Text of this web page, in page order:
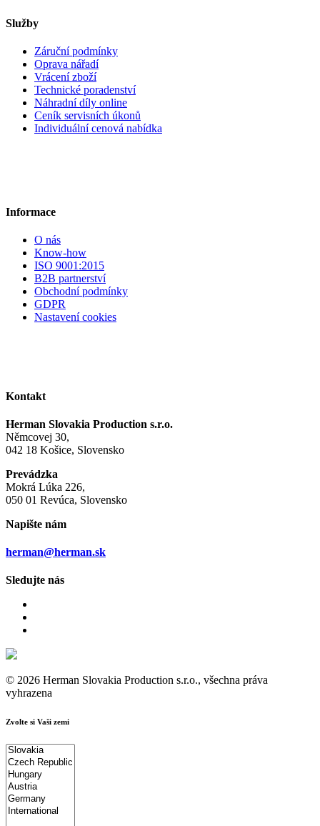
Služby
Záruční podmínky
Oprava nářadí
Vrácení zboží
Technické poradenství
Náhradní díly online
Ceník servisních úkonů
Individuální cenová nabídka
Informace
O nás
Know-how
ISO 9001:2015
B2B partnerství
Obchodní podmínky
GDPR
Nastavení cookies
Kontakt
Herman Slovakia Production s.r.o.
Němcovej 30,
042 18 Košice, Slovensko
Prevádzka
Mokrá Lúka 226,
050 01 Revúca, Slovensko
Napište nám
herman@herman.sk
Sledujte nás
© 2026 Herman Slovakia Production s.r.o., všechna práva
vyhrazena
Zvolte si Vaši zemi